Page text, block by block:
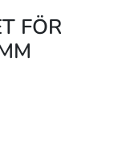
FÖR